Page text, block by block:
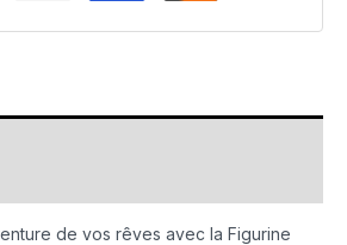
de vos rêves avec la Figurine